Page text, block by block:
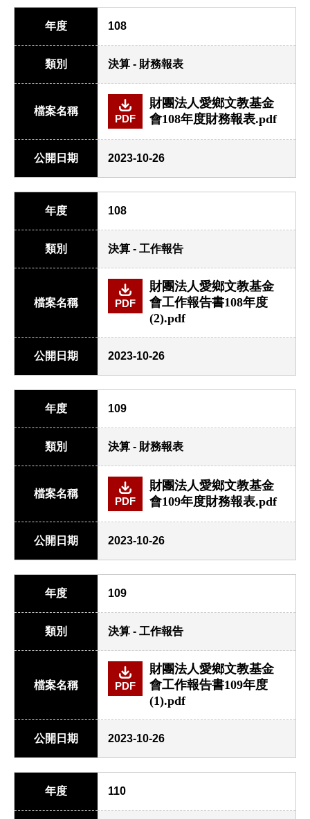
年度 108
類別 決算 - 財務報表
檔案名稱
PDF
財團法人愛鄉文教基金
會108年度財務報表.pdf
公開日期 2023-10-26
年度 108
類別 決算 - 工作報告
檔案名稱 PDF
財團法人愛鄉文教基金
會工作報告書108年度
(2).pdf
公開日期 2023-10-26
年度 109
類別 決算 - 財務報表
檔案名稱
PDF
財團法人愛鄉文教基金
會109年度財務報表.pdf
公開日期 2023-10-26
年度 109
類別 決算 - 工作報告
檔案名稱 PDF
財團法人愛鄉文教基金
會工作報告書109年度
(1).pdf
公開日期 2023-10-26
年度 110